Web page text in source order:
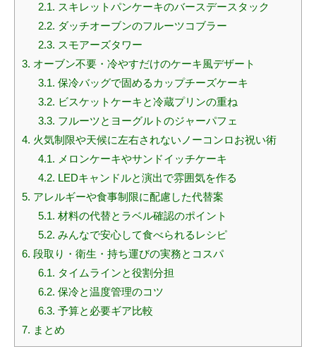
2.1. スキレットパンケーキのバースデースタック
2.2. ダッチオーブンのフルーツコブラー
2.3. スモアーズタワー
3. オーブン不要・冷やすだけのケーキ風デザート
3.1. 保冷バッグで固めるカップチーズケーキ
3.2. ビスケットケーキと冷蔵プリンの重ね
3.3. フルーツとヨーグルトのジャーパフェ
4. 火気制限や天候に左右されないノーコンロお祝い術
4.1. メロンケーキやサンドイッチケーキ
4.2. LEDキャンドルと演出で雰囲気を作る
5. アレルギーや食事制限に配慮した代替案
5.1. 材料の代替とラベル確認のポイント
5.2. みんなで安心して食べられるレシピ
6. 段取り・衛生・持ち運びの実務とコスパ
6.1. タイムラインと役割分担
6.2. 保冷と温度管理のコツ
6.3. 予算と必要ギア比較
7. まとめ